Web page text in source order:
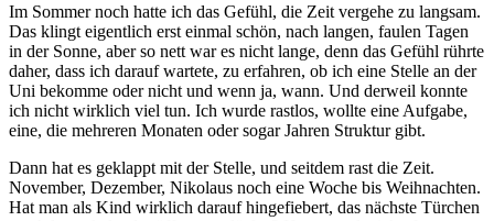
Im Sommer noch hatte ich das Gefühl, die Zeit vergehe zu langsam.
Das klingt eigentlich erst einmal schön, nach langen, faulen Tagen
in der Sonne, aber so nett war es nicht lange, denn das Gefühl rührte
daher, dass ich darauf wartete, zu erfahren, ob ich eine Stelle an der
Uni bekomme oder nicht und wenn ja, wann. Und derweil konnte
ich nicht wirklich viel tun. Ich wurde rastlos, wollte eine Aufgabe,
eine, die mehreren Monaten oder sogar Jahren Struktur gibt.
Dann hat es geklappt mit der Stelle, und seitdem rast die Zeit.
November, Dezember, Nikolaus noch eine Woche bis Weihnachten.
Hat man als Kind wirklich darauf hingefiebert, das nächste Türchen